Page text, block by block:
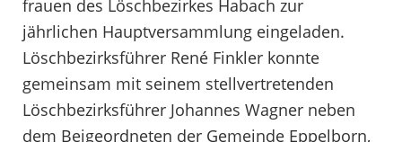
frauen des Löschbezirkes Habach zur
jährlichen Hauptversammlung eingeladen.
Löschbezirksführer René Finkler konnte
gemeinsam mit seinem stellvertretenden
Löschbezirksführer Johannes Wagner neben
dem Beigeordneten der Gemeinde Eppelborn,